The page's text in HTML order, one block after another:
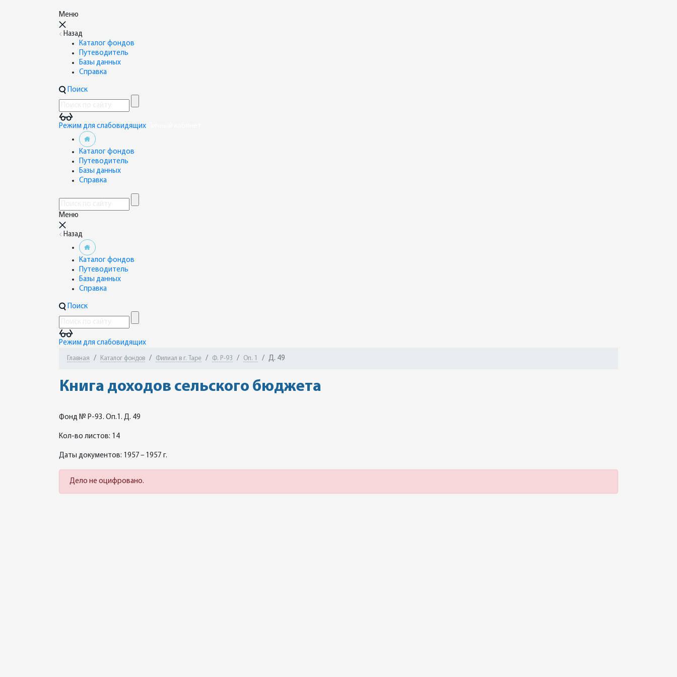
Меню
Назад
Каталог фондов
Путеводитель
Базы данных
Справка
Поиск
Режим для слабовидящих
Каталог фондов
Путеводитель
Базы данных
Справка
Меню
Назад
Каталог фондов
Путеводитель
Базы данных
Справка
Поиск
Режим для слабовидящих
Главная Каталог фондов Филиал в г. Таре Ф. Р-93 Оп. 1 Д. 49
Книга доходов сельского бюджета
Фонд № Р-93. Оп.1. Д. 49
Кол-во листов: 14
Даты документов: 1957 – 1957 г.
Дело не оцифровано.